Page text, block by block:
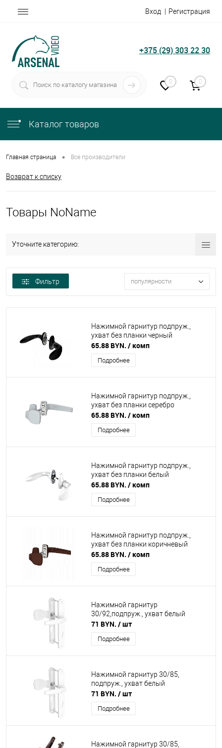
Вход Регистрация
+375 (29) 303 22 30
0 0
Каталог товаров
Главная страница • Все производители
Возврат к списку
Товары NoName
Уточните категорию:
Фильтр популярности
Нажимной гарнитур подпруж.,
ухват без планки черный
65.88 BYN. / комп
Подробнее
Нажимной гарнитур подпруж.,
ухват без планки серебро
65.88 BYN. / комп
Подробнее
Нажимной гарнитур подпруж.,
ухват без планки белый
65.88 BYN. / комп
Подробнее
Нажимной гарнитур подпруж.,
ухват без планки коричневый
65.88 BYN. / комп
Подробнее
Нажимной гарнитур
30/92,подпруж., ухват белый
71 BYN. / шт
Подробнее
Нажимной гарнитур 30/85,
подпруж., ухват белый
71 BYN. / шт
Подробнее
Нажимной гарнитур 30/85,